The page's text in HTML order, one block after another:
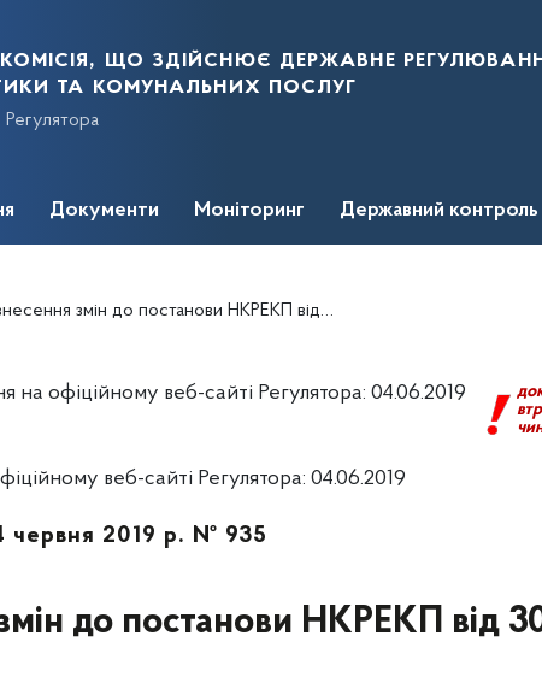
що здійснює державне
та комунальних послуг
Документи Моніторинг Державний контроль
змін до постанови НКРЕКП від 30 січня 2019 року № 113
офіційному веб-сайті Регулятора: 04.06.2019
веб-сайті Регулятора: 04.06.2019
червня 2019 р. № 935
до постанови НКРЕКП від